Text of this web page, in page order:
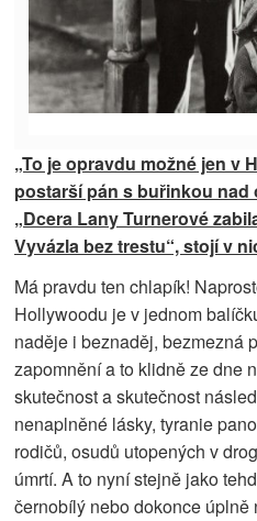
„To je opravdu možné jen v
postarší pán s buřinkou nad
„Dcera Lany Turnerové
Vyvázla bez trestu“, stojí v
Má pravdu ten chlapík!
Hollywoodu je v jednom
naděje i beznaděj, bezmezná
zapomnění a to klidně ze dne
skutečnost a skutečnost
nenaplněné lásky, tyranie
rodičů, osudů utopených v
úmrtí. A to nyní stejně jako
černobílý nebo dokonce úplně